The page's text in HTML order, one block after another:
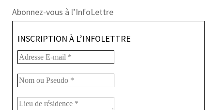
Abonnez-vous à l’InfoLettre
INSCRIPTION À L’INFOLETTRE